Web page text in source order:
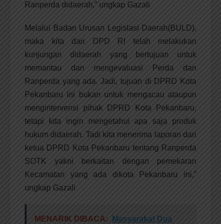
Ranperda didaerah,” ungkap Gazali
Melalui Badan Urusan Legislasi Daerah(BULD),
maka kita dari DPD RI telah melakukan
kunjungan didaerah yang bertujuan untuk
memantau dan mengevaluasi Perda dan
Ranperda yang ada. Jadi, tujuan di DPRD Kota
Pekanbaru ini bukan untuk mengacau ataupun
mengintervensi pihak DPRD Kota Pekanbaru,
tetapi kita ingin mengetahui apa saja produk
hukum didaerah. Tadi kita menerima laporan dari
ketua DPRD Kota Pekanbaru tentang Ranperda
SOTK yakni berkaitan dengan pemekaran
Kecamatan yang ada dikota Pekanbaru ini,”
ungkap Gazali
MENARIK DIBACA:
Masyarakat Dua